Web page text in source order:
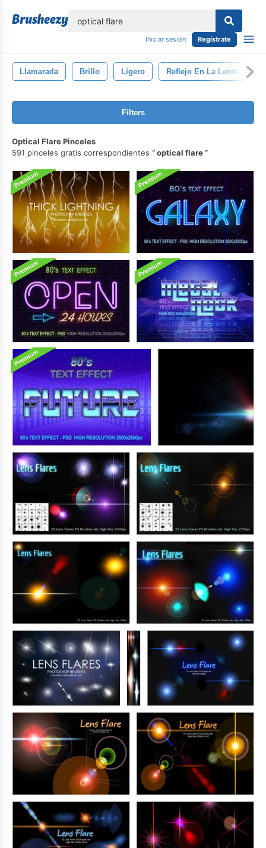
Iniciar sesión Regístrate
Llamarada Brillo Ligero Reflejo En La Lente
Filters
Optical Flare Pinceles
591 pinceles gratis correspondientes
optical flare